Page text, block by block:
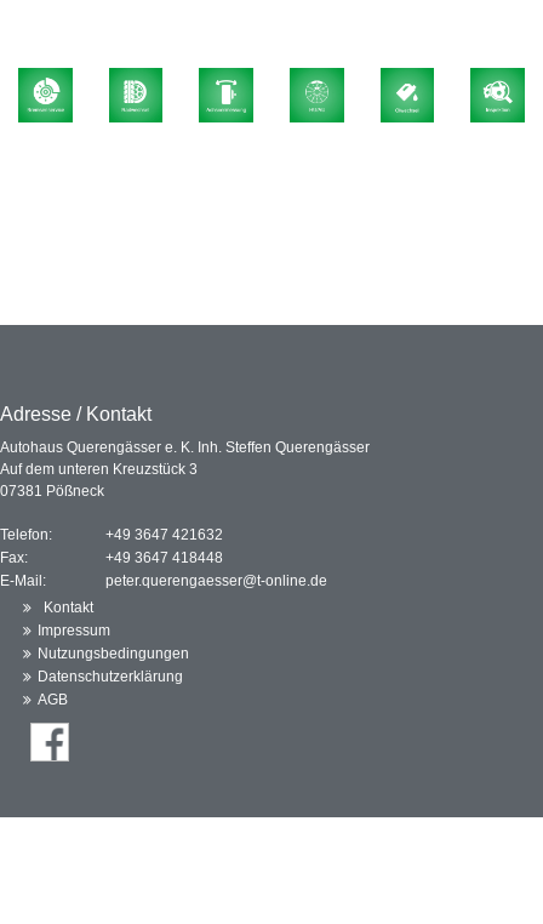
Adresse / Kontakt
Autohaus Querengässer e. K. Inh. Steffen Querengässer
Auf dem unteren Kreuzstück 3
07381 Pößneck
Telefon:
+49 3647 421632
Fax:
+49 3647 418448
E-Mail:
peter.querengaesser@t-online.de
Kontakt
Impressum
Nutzungsbedingungen
Datenschutzerklärung
AGB